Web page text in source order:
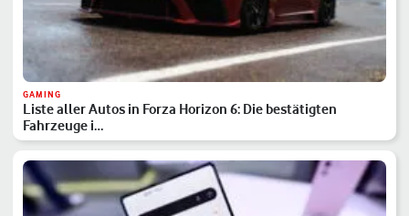
GAMING
Liste aller Autos in Forza Horizon 6: Die bestätigten
Fahrzeuge i…